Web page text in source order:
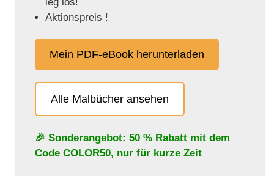
leg los!
Aktionspreis !
Mein PDF-eBook herunterladen
Alle Malbücher ansehen
🎉 Sonderangebot: 50 % Rabatt mit dem
Code COLOR50, nur für kurze Zeit